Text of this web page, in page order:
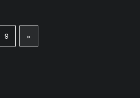
9 Next page
»